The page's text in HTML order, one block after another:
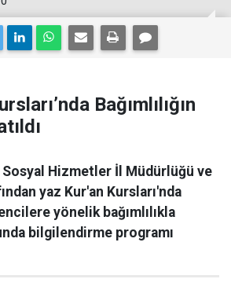
Bağımlılığın
Sosyal Hizmetler İl Müdürlüğü ve
yaz Kur'an Kursları'nda
yönelik bağımlılıkla
bilgilendirme programı